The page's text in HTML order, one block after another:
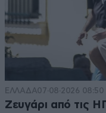
ΕΛΛΑΔΑ07·08·2026 08:50
Ζευγάρι από τις